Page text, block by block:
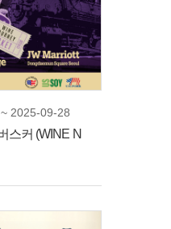
2025-09-28
스커 (WINE N